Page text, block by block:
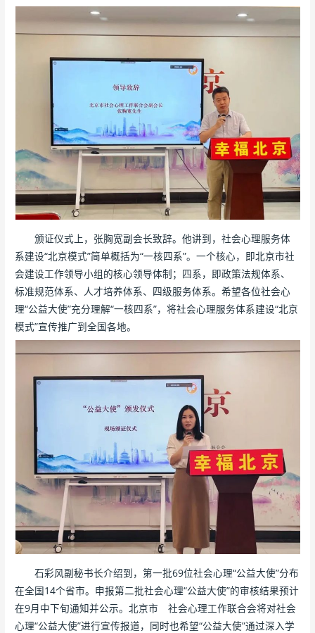
颁证仪式上，张胸宽副会长致辞。他讲到，社会心理服务体
系建设“北京模式”简单概括为“一核四系”。一个核心，即北京市社
会建设工作领导小组的核心领导体制；四系，即政策法规体系、
标准规范体系、人才培养体系、四级服务体系。希望各位社会心
理“公益大使”充分理解“一核四系”，将社会心理服务体系建设“北京
模式”宣传推广到全国各地。
石彩风副秘书长介绍到，第一批69位社会心理“公益大使”分布
在全国14个省市。申报第二批社会心理“公益大使”的审核结果预计
在9月中下旬通知并公示。北京市 社会心理工作联合会将对社会
心理“公益大使”进行宣传报道，同时也希望“公益大使”通过深入学